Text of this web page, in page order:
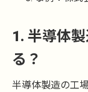
1. 半導体
る？
半導体製造の工